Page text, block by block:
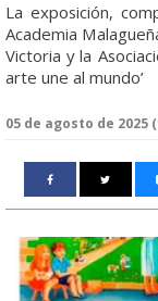
La exposición,
Academia
Victoria y la
arte une al mundo’
05 de agosto de 2025